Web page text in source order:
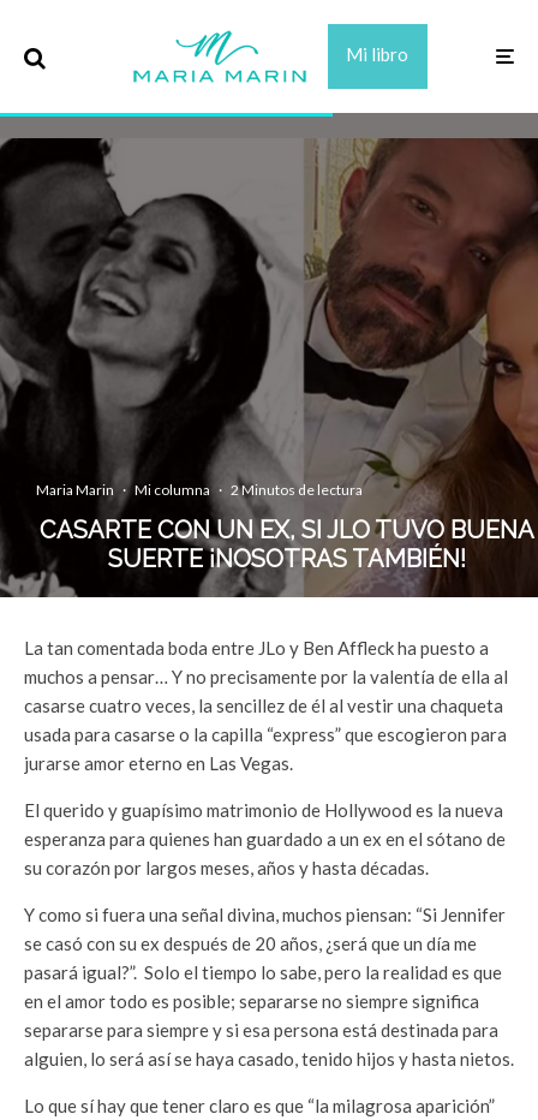
Mi libro
Maria Marin · Mi columna · 2 Minutos de lectura
CASARTE CON UN EX, SI JLO TUVO BUENA
SUERTE ¡NOSOTRAS TAMBIÉN!
La tan comentada boda entre JLo y Ben Affleck ha puesto a
muchos a pensar… Y no precisamente por la valentía de ella al
casarse cuatro veces, la sencillez de él al vestir una chaqueta
usada para casarse o la capilla “express” que escogieron para
jurarse amor eterno en Las Vegas.
El querido y guapísimo matrimonio de Hollywood es la nueva
esperanza para quienes han guardado a un ex en el sótano de
su corazón por largos meses, años y hasta décadas.
Y como si fuera una señal divina, muchos piensan: “Si Jennifer
se casó con su ex después de 20 años, ¿será que un día me
pasará igual?”. Solo el tiempo lo sabe, pero la realidad es que
en el amor todo es posible; separarse no siempre significa
separarse para siempre y si esa persona está destinada para
alguien, lo será así se haya casado, tenido hijos y hasta nietos.
Lo que sí hay que tener claro es que “la milagrosa aparición”